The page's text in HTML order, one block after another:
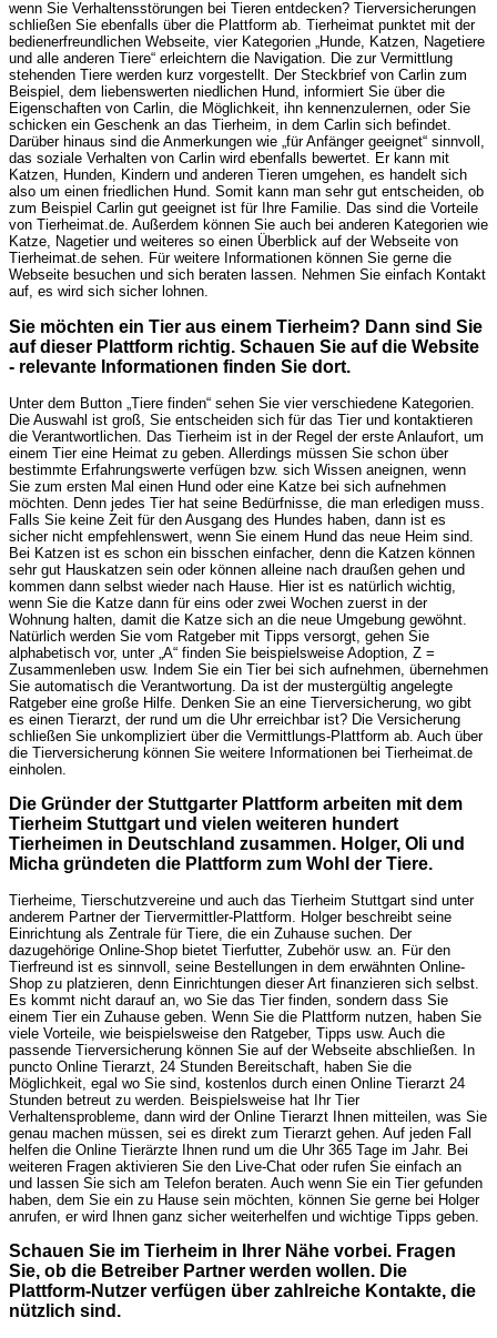
wenn Sie Verhaltensstörungen bei Tieren entdecken? Tierversicherungen
schließen Sie ebenfalls über die Plattform ab. Tierheimat punktet mit der
bedienerfreundlichen Webseite, vier Kategorien „Hunde, Katzen, Nagetiere
und alle anderen Tiere“ erleichtern die Navigation. Die zur Vermittlung
stehenden Tiere werden kurz vorgestellt. Der Steckbrief von Carlin zum
Beispiel, dem liebenswerten niedlichen Hund, informiert Sie über die
Eigenschaften von Carlin, die Möglichkeit, ihn kennenzulernen, oder Sie
schicken ein Geschenk an das Tierheim, in dem Carlin sich befindet.
Darüber hinaus sind die Anmerkungen wie „für Anfänger geeignet“ sinnvoll,
das soziale Verhalten von Carlin wird ebenfalls bewertet. Er kann mit
Katzen, Hunden, Kindern und anderen Tieren umgehen, es handelt sich
also um einen friedlichen Hund. Somit kann man sehr gut entscheiden, ob
zum Beispiel Carlin gut geeignet ist für Ihre Familie. Das sind die Vorteile
von Tierheimat.de. Außerdem können Sie auch bei anderen Kategorien wie
Katze, Nagetier und weiteres so einen Überblick auf der Webseite von
Tierheimat.de sehen. Für weitere Informationen können Sie gerne die
Webseite besuchen und sich beraten lassen. Nehmen Sie einfach Kontakt
auf, es wird sich sicher lohnen.
Sie möchten ein Tier aus einem Tierheim? Dann sind Sie
auf dieser Plattform richtig. Schauen Sie auf die Website
- relevante Informationen finden Sie dort.
Unter dem Button „Tiere finden“ sehen Sie vier verschiedene Kategorien.
Die Auswahl ist groß, Sie entscheiden sich für das Tier und kontaktieren
die Verantwortlichen. Das Tierheim ist in der Regel der erste Anlaufort, um
einem Tier eine Heimat zu geben. Allerdings müssen Sie schon über
bestimmte Erfahrungswerte verfügen bzw. sich Wissen aneignen, wenn
Sie zum ersten Mal einen Hund oder eine Katze bei sich aufnehmen
möchten. Denn jedes Tier hat seine Bedürfnisse, die man erledigen muss.
Falls Sie keine Zeit für den Ausgang des Hundes haben, dann ist es
sicher nicht empfehlenswert, wenn Sie einem Hund das neue Heim sind.
Bei Katzen ist es schon ein bisschen einfacher, denn die Katzen können
sehr gut Hauskatzen sein oder können alleine nach draußen gehen und
kommen dann selbst wieder nach Hause. Hier ist es natürlich wichtig,
wenn Sie die Katze dann für eins oder zwei Wochen zuerst in der
Wohnung halten, damit die Katze sich an die neue Umgebung gewöhnt.
Natürlich werden Sie vom Ratgeber mit Tipps versorgt, gehen Sie
alphabetisch vor, unter „A“ finden Sie beispielsweise Adoption, Z =
Zusammenleben usw. Indem Sie ein Tier bei sich aufnehmen, übernehmen
Sie automatisch die Verantwortung. Da ist der mustergültig angelegte
Ratgeber eine große Hilfe. Denken Sie an eine Tierversicherung, wo gibt
es einen Tierarzt, der rund um die Uhr erreichbar ist? Die Versicherung
schließen Sie unkompliziert über die Vermittlungs-Plattform ab. Auch über
die Tierversicherung können Sie weitere Informationen bei Tierheimat.de
einholen.
Die Gründer der Stuttgarter Plattform arbeiten mit dem
Tierheim Stuttgart und vielen weiteren hundert
Tierheimen in Deutschland zusammen. Holger, Oli und
Micha gründeten die Plattform zum Wohl der Tiere.
Tierheime, Tierschutzvereine und auch das Tierheim Stuttgart sind unter
anderem Partner der Tiervermittler-Plattform. Holger beschreibt seine
Einrichtung als Zentrale für Tiere, die ein Zuhause suchen. Der
dazugehörige Online-Shop bietet Tierfutter, Zubehör usw. an. Für den
Tierfreund ist es sinnvoll, seine Bestellungen in dem erwähnten Online-
Shop zu platzieren, denn Einrichtungen dieser Art finanzieren sich selbst.
Es kommt nicht darauf an, wo Sie das Tier finden, sondern dass Sie
einem Tier ein Zuhause geben. Wenn Sie die Plattform nutzen, haben Sie
viele Vorteile, wie beispielsweise den Ratgeber, Tipps usw. Auch die
passende Tierversicherung können Sie auf der Webseite abschließen. In
puncto Online Tierarzt, 24 Stunden Bereitschaft, haben Sie die
Möglichkeit, egal wo Sie sind, kostenlos durch einen Online Tierarzt 24
Stunden betreut zu werden. Beispielsweise hat Ihr Tier
Verhaltensprobleme, dann wird der Online Tierarzt Ihnen mitteilen, was Sie
genau machen müssen, sei es direkt zum Tierarzt gehen. Auf jeden Fall
helfen die Online Tierärzte Ihnen rund um die Uhr 365 Tage im Jahr. Bei
weiteren Fragen aktivieren Sie den Live-Chat oder rufen Sie einfach an
und lassen Sie sich am Telefon beraten. Auch wenn Sie ein Tier gefunden
haben, dem Sie ein zu Hause sein möchten, können Sie gerne bei Holger
anrufen, er wird Ihnen ganz sicher weiterhelfen und wichtige Tipps geben.
Schauen Sie im Tierheim in Ihrer Nähe vorbei. Fragen
Sie, ob die Betreiber Partner werden wollen. Die
Plattform-Nutzer verfügen über zahlreiche Kontakte, die
nützlich sind.